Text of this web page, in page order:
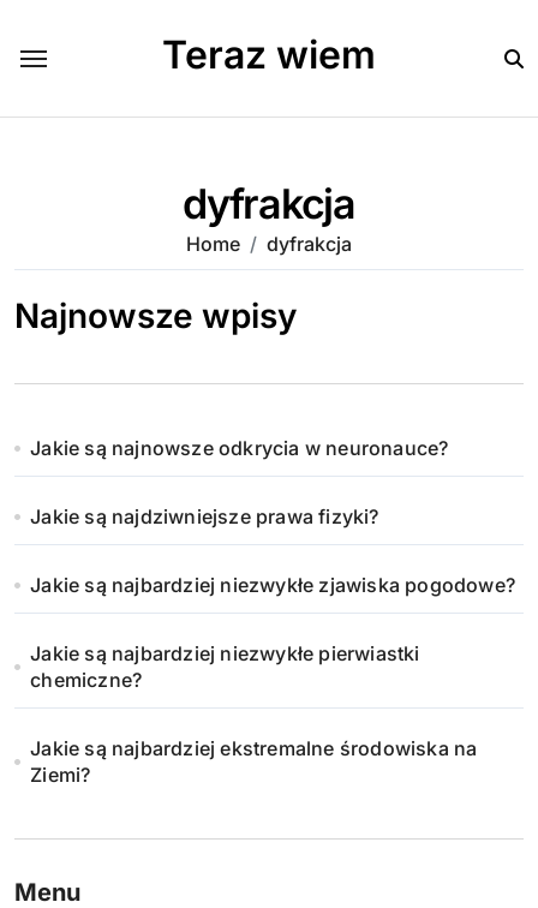
content
Teraz wiem
dyfrakcja
Home dyfrakcja
Najnowsze wpisy
Jakie są najnowsze odkrycia w neuronauce?
Jakie są najdziwniejsze prawa fizyki?
Jakie są najbardziej niezwykłe zjawiska pogodowe?
Jakie są najbardziej niezwykłe pierwiastki
chemiczne?
Jakie są najbardziej ekstremalne środowiska na
Ziemi?
Menu